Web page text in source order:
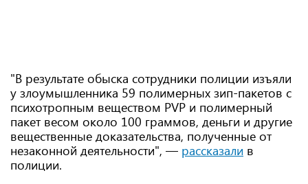
"В результате обыска сотрудники полиции изъяли
у злоумышленника 59 полимерных зип-пакетов с
психотропным веществом PVP и полимерный
пакет весом около 100 граммов, деньги и другие
вещественные доказательства, полученные от
незаконной деятельности", — рассказали в
полиции.